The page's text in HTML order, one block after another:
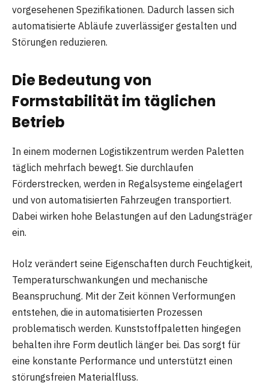
vorgesehenen Spezifikationen. Dadurch lassen sich
automatisierte Abläufe zuverlässiger gestalten und
Störungen reduzieren.
Die Bedeutung von
Formstabilität im täglichen
Betrieb
In einem modernen Logistikzentrum werden Paletten
täglich mehrfach bewegt. Sie durchlaufen
Förderstrecken, werden in Regalsysteme eingelagert
und von automatisierten Fahrzeugen transportiert.
Dabei wirken hohe Belastungen auf den Ladungsträger
ein.
Holz verändert seine Eigenschaften durch Feuchtigkeit,
Temperaturschwankungen und mechanische
Beanspruchung. Mit der Zeit können Verformungen
entstehen, die in automatisierten Prozessen
problematisch werden. Kunststoffpaletten hingegen
behalten ihre Form deutlich länger bei. Das sorgt für
eine konstante Performance und unterstützt einen
störungsfreien Materialfluss.